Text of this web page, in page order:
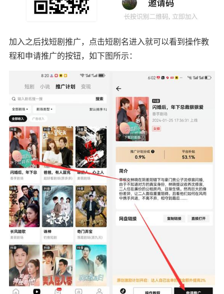
加入之后找短剧推广，点击短剧名进入就可以看到操作教
程和申请推广的按钮，如下图所示：